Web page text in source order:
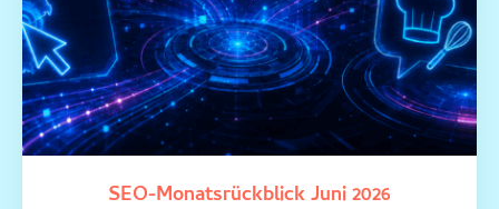
SEO-Monatsrückblick Juni 2026